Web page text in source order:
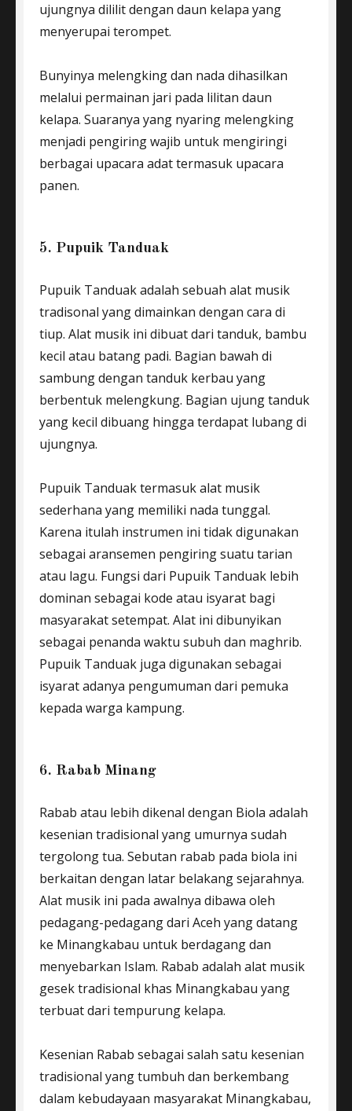
ujungnya dililit dengan daun kelapa yang
menyerupai terompet.
Bunyinya melengking dan nada dihasilkan
melalui permainan jari pada lilitan daun
kelapa. Suaranya yang nyaring melengking
menjadi pengiring wajib untuk mengiringi
berbagai upacara adat termasuk upacara
panen.
5. Pupuik Tanduak
Pupuik Tanduak adalah sebuah alat musik
tradisonal yang dimainkan dengan cara di
tiup. Alat musik ini dibuat dari tanduk, bambu
kecil atau batang padi. Bagian bawah di
sambung dengan tanduk kerbau yang
berbentuk melengkung. Bagian ujung tanduk
yang kecil dibuang hingga terdapat lubang di
ujungnya.
Pupuik Tanduak termasuk alat musik
sederhana yang memiliki nada tunggal.
Karena itulah instrumen ini tidak digunakan
sebagai aransemen pengiring suatu tarian
atau lagu. Fungsi dari Pupuik Tanduak lebih
dominan sebagai kode atau isyarat bagi
masyarakat setempat. Alat ini dibunyikan
sebagai penanda waktu subuh dan maghrib.
Pupuik Tanduak juga digunakan sebagai
isyarat adanya pengumuman dari pemuka
kepada warga kampung.
6. Rabab Minang
Rabab atau lebih dikenal dengan Biola adalah
kesenian tradisional yang umurnya sudah
tergolong tua. Sebutan rabab pada biola ini
berkaitan dengan latar belakang sejarahnya.
Alat musik ini pada awalnya dibawa oleh
pedagang-pedagang dari Aceh yang datang
ke Minangkabau untuk berdagang dan
menyebarkan Islam. Rabab adalah alat musik
gesek tradisional khas Minangkabau yang
terbuat dari tempurung kelapa.
Kesenian Rabab sebagai salah satu kesenian
tradisional yang tumbuh dan berkembang
dalam kebudayaan masyarakat Minangkabau,